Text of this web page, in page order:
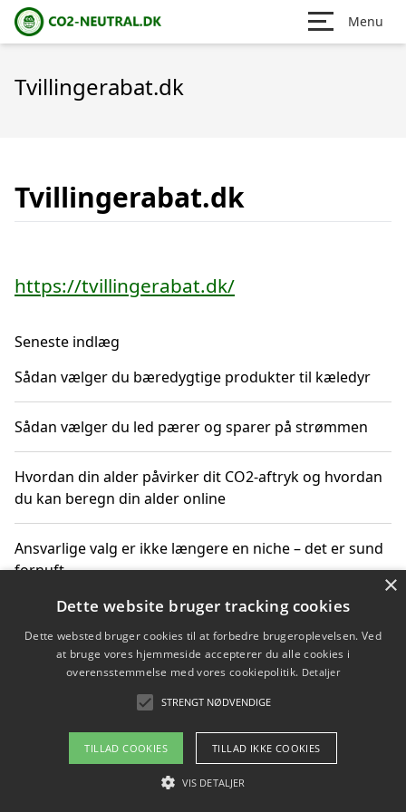
Menu
Tvillingerabat.dk
Tvillingerabat.dk
https://tvillingerabat.dk/
Seneste indlæg
Sådan vælger du bæredygtige produkter til kæledyr
Sådan vælger du led pærer og sparer på strømmen
Hvordan din alder påvirker dit CO2-aftryk og hvordan
du kan beregn din alder online
Ansvarlige valg er ikke længere en niche – det er sund
fornuft
Sådan kan du handle bæredygtigt og bestil med
faktura
Om / kontakt
Blog Betingelser
×
Dette website bruger tracking cookies
Dette websted bruger cookies til at forbedre brugeroplevelsen. Ved
at bruge vores hjemmeside accepterer du alle cookies i
overensstemmelse med vores cookiepolitik. Detaljer
STRENGT NØDVENDIGE
TILLAD COOKIES TILLAD IKKE COOKIES
VIS DETALJER